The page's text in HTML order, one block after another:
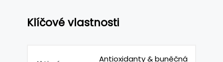
Klíčové vlastnosti
Antioxidanty & buněčná